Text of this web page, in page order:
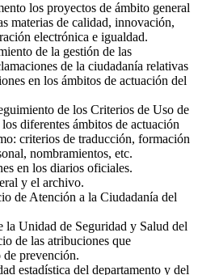
los proyectos de ámbito general
materias de calidad, innovación,
electrónica e igualdad.
de la gestión de las
de la ciudadanía relativas
en los ámbitos de actuación del
de los Criterios de Uso de
diferentes ámbitos de actuación
criterios de traducción, formación
nombramientos, etc.
en los diarios oficiales.
y el archivo.
de Atención a la Ciudadanía del
la Unidad de Seguridad y Salud del
de las atribuciones que
prevención.
estadística del departamento y del